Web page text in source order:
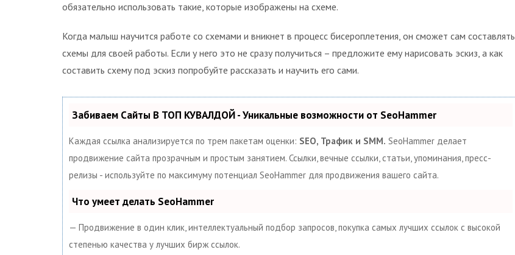
обязательно использовать такие, которые изображены на схеме.
Когда малыш научится работе со схемами и вникнет в процесс бисероплетения, он сможет сам составлять
схемы для своей работы. Если у него это не сразу получиться – предложите ему нарисовать эскиз, а как
составить схему под эскиз попробуйте рассказать и научить его сами.
Забиваем Сайты В ТОП КУВАЛДОЙ - Уникальные возможности от SeoHammer
Каждая ссылка анализируется по трем пакетам оценки: SEO, Трафик и SMM. SeoHammer делает
продвижение сайта прозрачным и простым занятием. Ссылки, вечные ссылки, статьи, упоминания, пресс-
релизы - используйте по максимуму потенциал SeoHammer для продвижения вашего сайта.
Что умеет делать SeoHammer
— Продвижение в один клик, интеллектуальный подбор запросов, покупка самых лучших ссылок с высокой
степенью качества у лучших бирж ссылок.